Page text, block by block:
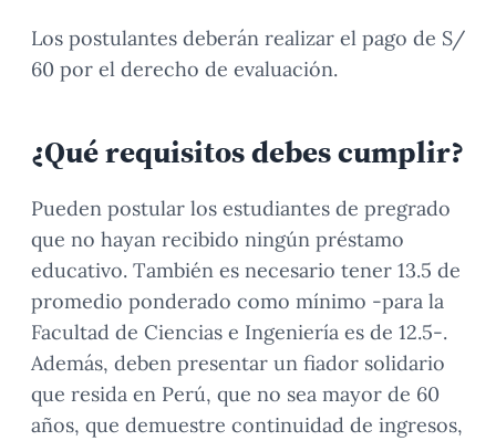
Los postulantes deberán realizar el pago de S/
60 por el derecho de evaluación.
¿Qué requisitos debes cumplir?
Pueden postular los estudiantes de pregrado
que no hayan recibido ningún préstamo
educativo. También es necesario tener 13.5 de
promedio ponderado como mínimo -para la
Facultad de Ciencias e Ingeniería es de 12.5-.
Además, deben presentar un fiador solidario
que resida en Perú, que no sea mayor de 60
años, que demuestre continuidad de ingresos,